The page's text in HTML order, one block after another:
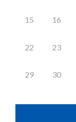
15 16
22 23
29 30